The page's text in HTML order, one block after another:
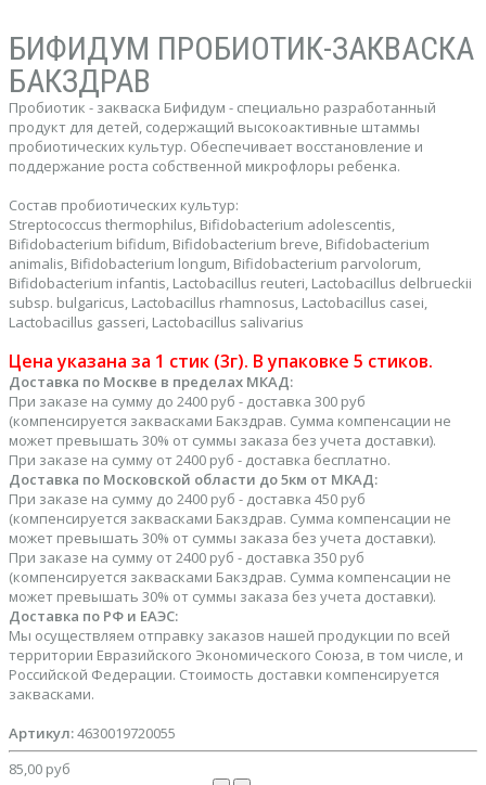
БИФИДУМ ПРОБИОТИК-ЗАКВАСКА
БАКЗДРАВ
Пробиотик - закваска Бифидум - специально разработанный
продукт для детей, содержащий высокоактивные штаммы
пробиотических культур. Обеспечивает восстановление и
поддержание роста собственной микрофлоры ребенка.
Состав пробиотических культур:
Streptococcus thermophilus, Bifidobacterium adolescentis,
Bifidobacterium bifidum, Bifidobacterium breve, Bifidobacterium
animalis, Bifidobacterium longum, Bifidobacterium parvolorum,
Bifidobacterium infantis, Lactobacillus reuteri, Lactobacillus delbrueckii
subsp. bulgaricus, Lactobacillus rhamnosus, Lactobacillus сasei,
Lactobacillus gasseri, Lactobacillus salivarius
Цена указана за 1 стик (3г). В упаковке 5 стиков.
Доставка по Москве в пределах МКАД:
При заказе на сумму до 2400 руб - доставка 300 руб
(компенсируется заквасками Бакздрав. Сумма компенсации не
может превышать 30% от суммы заказа без учета доставки).
При заказе на сумму от 2400 руб - доставка бесплатно.
Доставка по Московской области до 5км от МКАД:
При заказе на сумму до 2400 руб - доставка 450 руб
(компенсируется заквасками Бакздрав. Сумма компенсации не
может превышать 30% от суммы заказа без учета доставки).
При заказе на сумму от 2400 руб - доставка 350 руб
(компенсируется заквасками Бакздрав. Сумма компенсации не
может превышать 30% от суммы заказа без учета доставки).
Доставка по РФ и ЕАЭС:
Мы осуществляем отправку заказов нашей продукции по всей
территории Евразийского Экономического Союза, в том числе, и
Российской Федерации. Стоимость доставки компенсируется
заквасками.
Артикул:4630019720055
85,00 руб